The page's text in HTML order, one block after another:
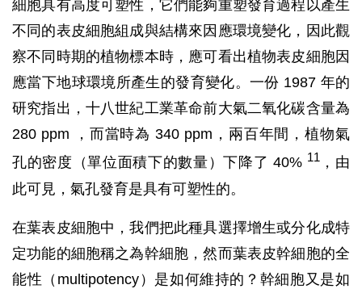
細胞具有高度可塑性，它們能夠重塑發育過程以產生
不同的表皮細胞組成與結構來因應環境變化，因此觀
察不同時期的植物標本時，應可看出植物表皮細胞因
應當下地球環境所產生的發育變化。一份 1987 年的
研究指出，十八世紀工業革命前大氣二氧化碳含量為
280 ppm ，而當時為 340 ppm，兩百年間，植物氣
孔的密度（單位面積下的數量）下降了 40% 11，由
此可見，氣孔發育是具有可塑性的。
在葉表皮細胞中，我們把此種具選擇增生或分化成特
定功能的細胞稱之為幹細胞，然而葉表皮幹細胞的全
能性（multipotency）是如何維持的？幹細胞又是如